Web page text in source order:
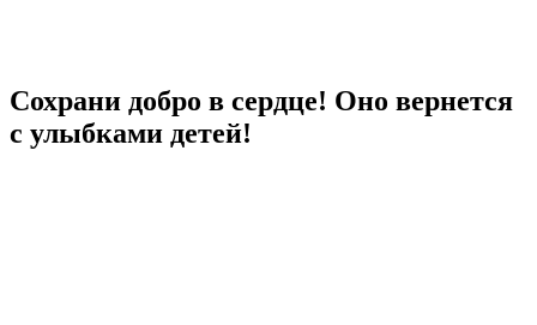
Сохрани добро в сердце! Оно вернется
с улыбками детей!